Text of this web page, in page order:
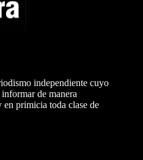
independiente cuyo
de manera
primicia toda clase de